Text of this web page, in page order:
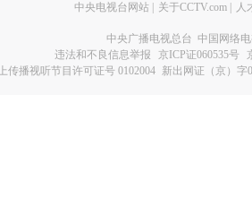
中央电视台网站 关于CCTV.com 人
中央广播电视总台 中国网络
违法和不良信息举报
京ICP证060535号
传播视听节目许可证号 0102004 新出网证（京）